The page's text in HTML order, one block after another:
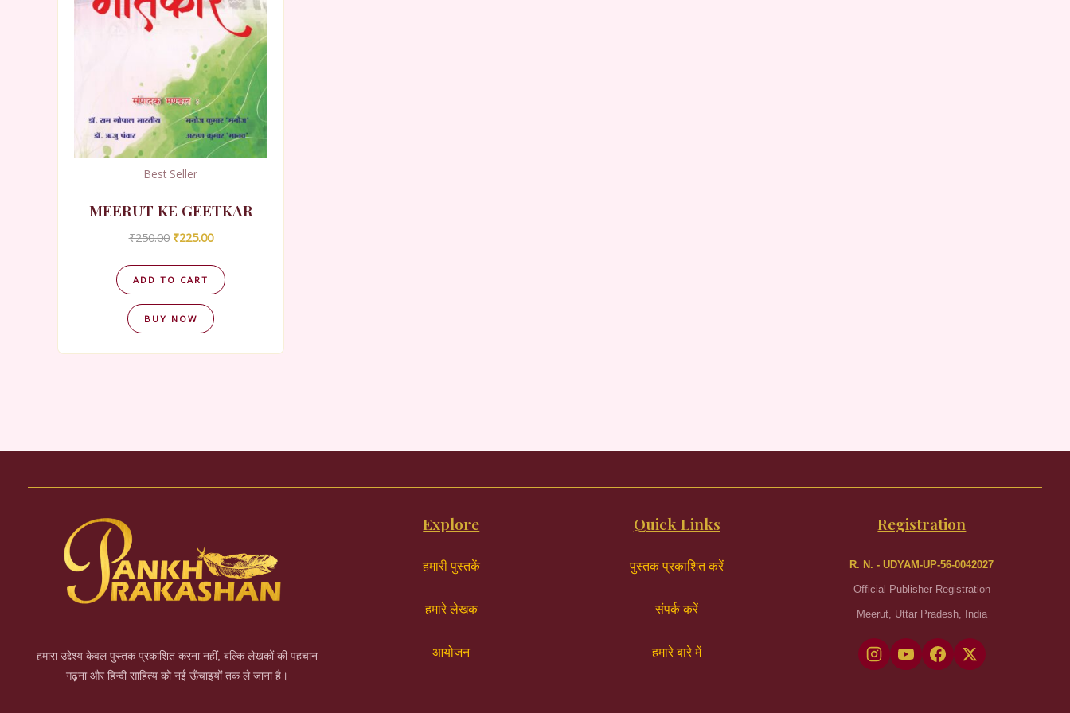
Best Seller
MEERUT KE GEETKAR
₹250.00 Original
was:
₹250.00.
₹225.00Current
is:
₹225.00.
ADD TO CART
BUY NOW
हमारा उद्देश्य केवल पुस्तक प्रकाशित करना नहीं, बल्कि लेखकों की पहचान
गढ़ना और हिन्दी साहित्य को नई ऊँचाइयों तक ले जाना है।
Explore
हमारी पुस्तकें
हमारे लेखक
आयोजन
Quick Links
पुस्तक प्रकाशित करें
संपर्क करें
हमारे बारे में
Registration
R. N. - UDYAM-UP-56-0042027
Official Publisher Registration
Meerut, Uttar Pradesh, India